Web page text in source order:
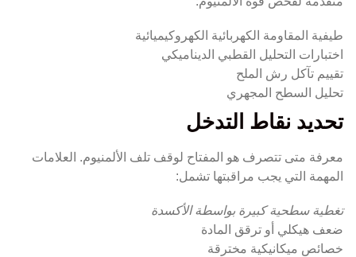
طيفية المقاومة الكهربائية الكهروكيميائية
اختبارات التحليل القطبي الديناميكي
تقييم تآكل رش الملح
تحليل السطح المجهري
تحديد نقاط التدخل
معرفة متى تتصرف هو المفتاح لوقف تلف الألمنيوم. العلامات
المهمة التي يجب مراقبتها تشمل:
تغطية سطحية كبيرة بواسطة الأكسدة
ضعف هيكلي أو ترقق المادة
خصائص ميكانيكية مخترقة